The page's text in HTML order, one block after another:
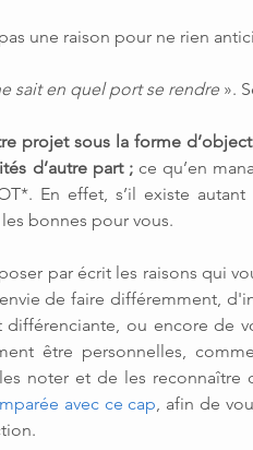
une raison pour ne rien
sait en quel port se rendre ».
projet sous la forme
d’autre part ; ce qu’en
En effet, s’il existe
bonnes pour vous.
par écrit les raisons qui
de faire différemment,
ou encore de
être personnelles,
avec ce cap , afin de